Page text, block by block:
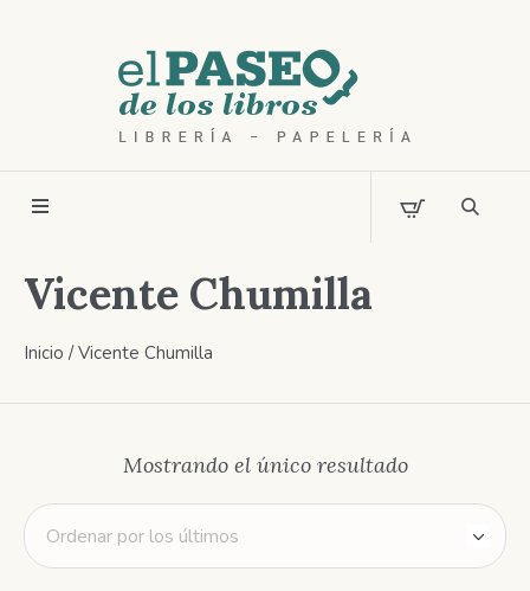
Vicente Chumilla
Inicio / Vicente Chumilla
Mostrando el único resultado